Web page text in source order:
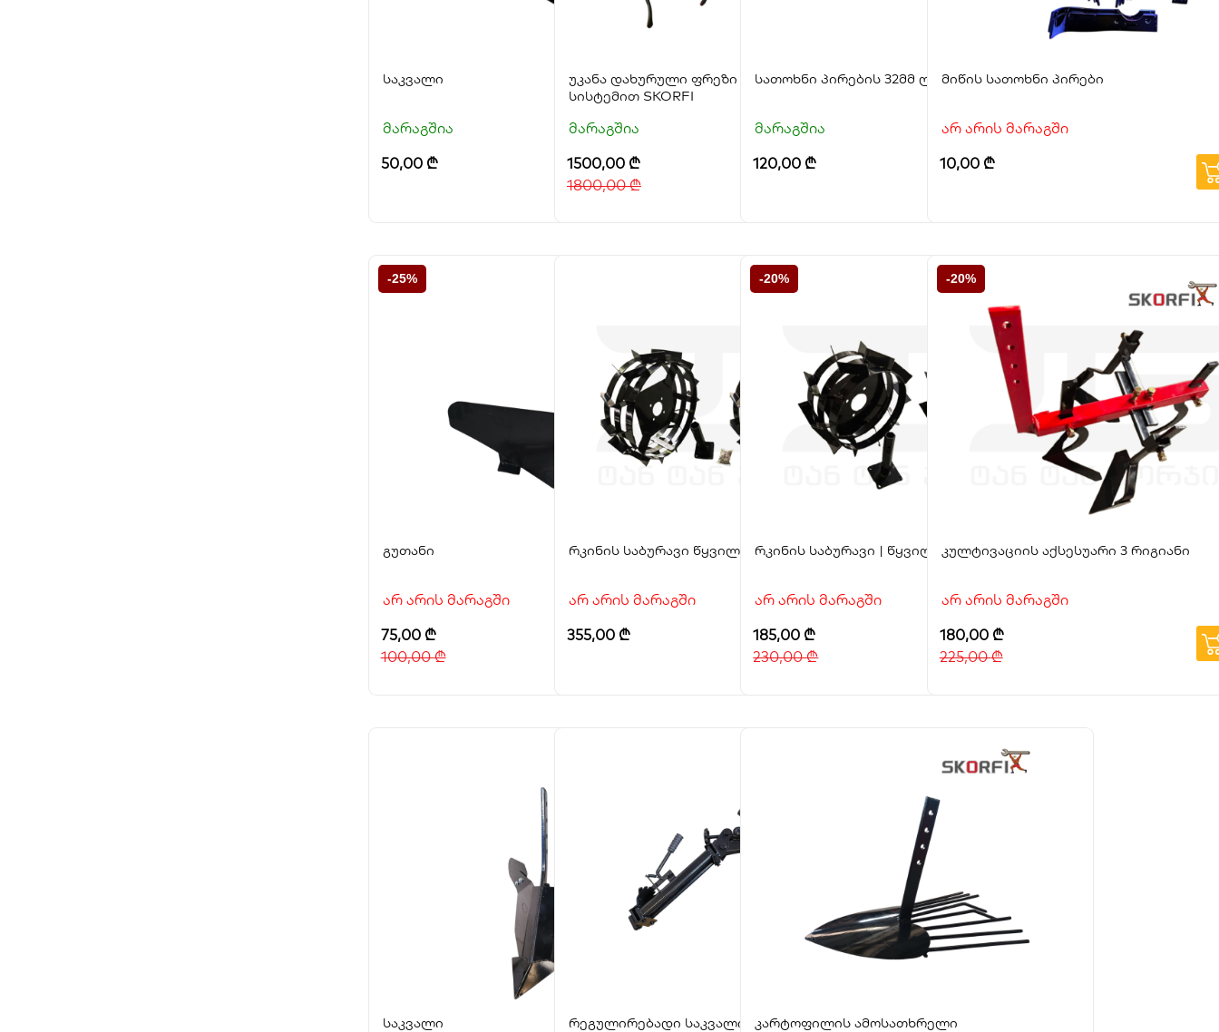
საკვალი
მარაგშია
50,00 ₾
უკანა დახურული ფრეზი ჰიდრავლიკური
სისტემით SKORFI
მარაგშია
1500,00 ₾
1800,00₾
სათოხნი პირების 32მმ ღერძი 3+1 სექციით
მარაგშია
120,00 ₾
მიწის სათოხნი პირები
არ არის მარაგში
10,00 ₾
-25%
გუთანი
არ არის მარაგში
75,00 ₾
100,00₾
რკინის საბურავი წყვილი 500-12
არ არის მარაგში
355,00 ₾
-20%
რკინის საბურავი | წყვილი 400-8
არ არის მარაგში
185,00 ₾
230,00₾
-20%
კულტივაციის აქსესუარი 3 რიგიანი
არ არის მარაგში
180,00 ₾
225,00₾
საკვალი რეგულირებადი საკვალი კარტოფილის ამოსათხრელი